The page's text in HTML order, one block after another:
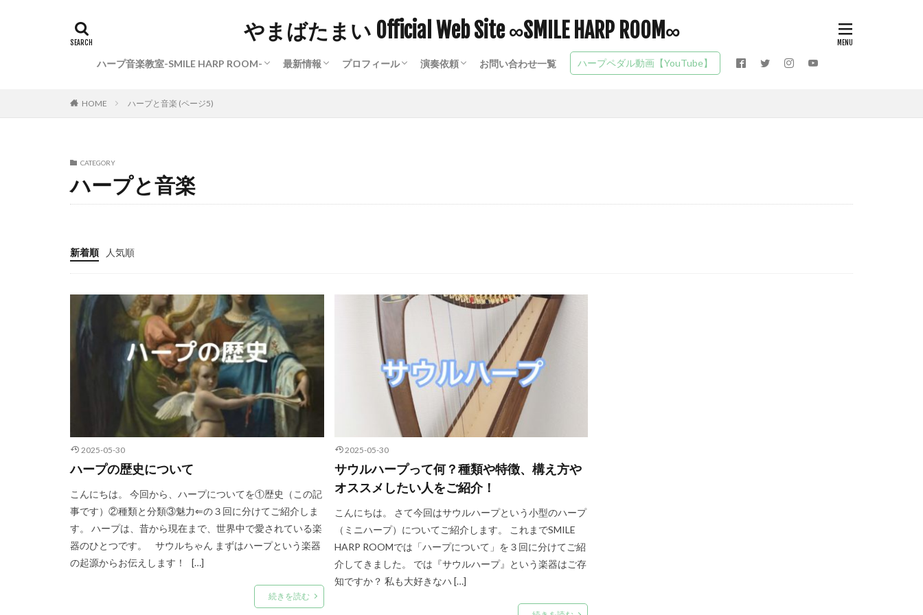
やまばたまい Official Web Site ∞SMILE HARP ROOM∞
ハープ音楽教室-SMILE HARP ROOM- 最新情報 プロフィール 演奏依頼 お問い合わせ一覧 ハープペダル動画【YouTube】
HOME ハープと音楽 (ページ5)
CATEGORY
ハープと音楽
新着順 人気順
2025-05-30
ハープの歴史について
こんにちは。 今回から、ハープについてを①歴史（この記
事です）②種類と分類③魅力⇐の３回に分けてご紹介しま
す。 ハープは、昔から現在まで、世界中で愛されている楽
器のひとつです。 サウルちゃん まずはハープという楽器
の起源からお伝えします！ […]
続きを読む
2025-05-30
サウルハープって何？種類や特徴、構え方や
オススメしたい人をご紹介！
こんにちは。 さて今回はサウルハープという小型のハープ
（ミニハープ）についてご紹介します。 これまでSMILE
HARP ROOMでは「ハープについて」を３回に分けてご紹
介してきました。 では『サウルハープ』という楽器はご存
知ですか？ 私も大好きなハ […]